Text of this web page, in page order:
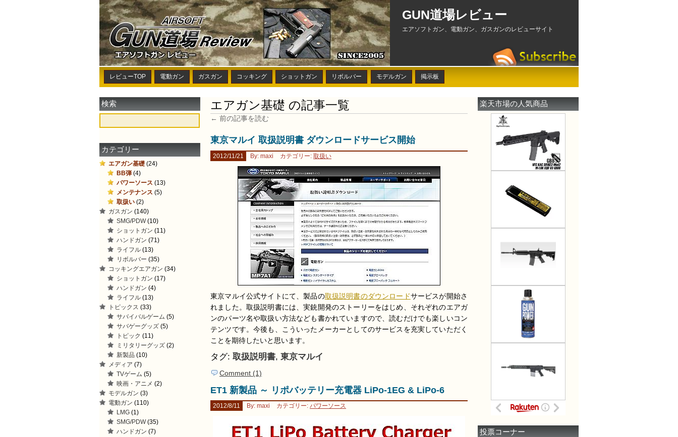
GUN道場レビュー
エアソフトガン、電動ガン、ガスガンのレビューサイト
レビューTOP 電動ガン ガスガン コッキング ショットガン リボルバー モデルガン 掲示板
エアガン基礎 の記事一覧
← 前の記事を読む
東京マルイ 取扱説明書 ダウンロードサービス開始
2012/11/21 By: maxi カテゴリー: 取扱い
東京マルイ公式サイトにて、製品の取扱説明書のダウンロードサービスが開始さ
れました。取扱説明書には、実銃開発のストーリーをはじめ、それぞれのエアガ
ンのパーツ名や取扱い方法なども書かれていますので、読むだけでも楽しいコン
テンツです。今後も、こういったメーカーとしてのサービスを充実していただく
ことを期待したいと思います。
タグ: 取扱説明書, 東京マルイ
Comment (1)
ET1 新製品 ～ リポバッテリー充電器 LiPo-1EG & LiPo-6
2012/8/11 By: maxi カテゴリー: パワーソース
検索
カテゴリー
エアガン基礎 (24)
BB弾 (4)
パワーソース (13)
メンテナンス (5)
取扱い (2)
ガスガン (140)
SMG/PDW(10)
ショットガン (11)
ハンドガン (71)
ライフル (13)
リボルバー (35)
コッキングエアガン (34)
ショットガン (17)
ハンドガン (4)
ライフル (13)
トピックス (33)
サバイバルゲーム (5)
サバゲーグッズ (5)
トピック (11)
ミリタリーグッズ (2)
新製品 (10)
メディア (7)
TVゲーム (5)
映画・アニメ (2)
モデルガン (3)
電動ガン (110)
LMG (1)
SMG/PDW(35)
ハンドガン (7)
楽天市場の人気商品
投票コーナー